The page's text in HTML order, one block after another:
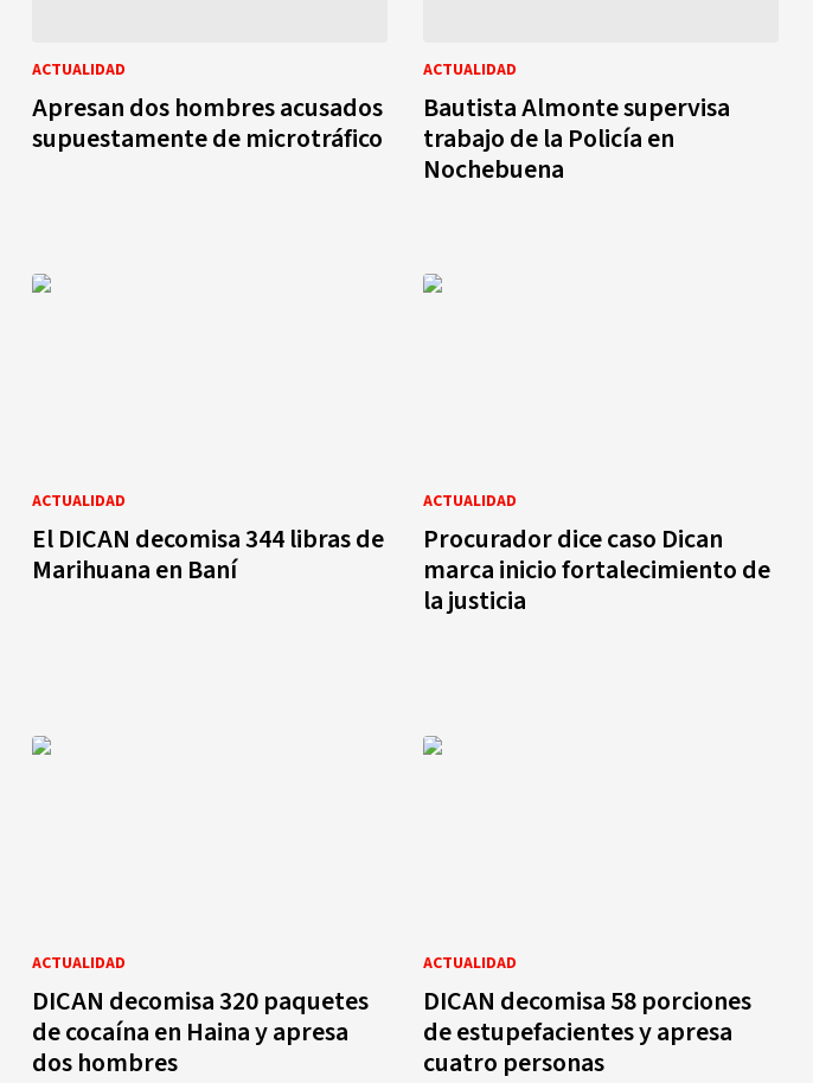
ACTUALIDAD
Apresan dos hombres acusados
supuestamente de microtráfico
ACTUALIDAD
Bautista Almonte supervisa
trabajo de la Policía en
Nochebuena
ACTUALIDAD
El DICAN decomisa 344 libras de
Marihuana en Baní
ACTUALIDAD
Procurador dice caso Dican
marca inicio fortalecimiento de
la justicia
ACTUALIDAD
DICAN decomisa 320 paquetes
de cocaína en Haina y apresa
dos hombres
ACTUALIDAD
DICAN decomisa 58 porciones
de estupefacientes y apresa
cuatro personas